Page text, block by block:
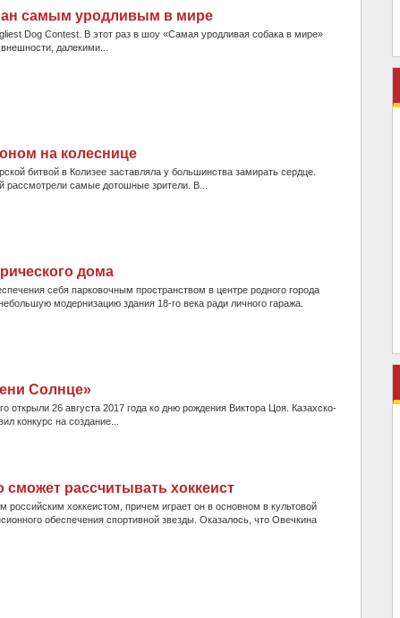
самым уродливым в мире
Dog Contest. В этот раз в шоу «Самая уродливая собака в мире»
далекими...
на колеснице
битвой в Колизее заставляла у большинства замирать сердце.
рассмотрели самые дотошные зрители. В...
дома
себя парковочным пространством в центре родного города
модернизацию здания 18-го века ради личного гаража.
Солнце»
26 августа 2017 года ко дню рождения Виктора Цоя. Казахско-
конкурс на создание...
рассчитывать хоккеист
хоккеистом, причем играет он в основном в культовой
обеспечения спортивной звезды. Оказалось, что Овечкина